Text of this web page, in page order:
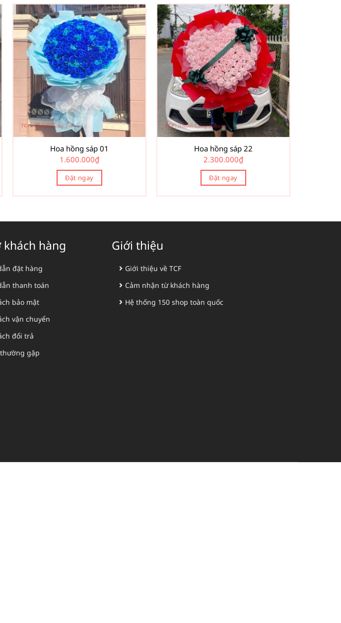
Hoa hồng sáp 01
1.600.000₫
Đặt ngay
Hoa hồng sáp 22
2.300.000₫
Đặt ngay
khách hàng
đặt hàng
thanh toán
bảo mật
vận chuyển
đổi trả
gặp
Giới thiệu
Giới thiệu về TCF
Cảm nhận từ khách hàng
Hệ thống 150 shop toàn quốc